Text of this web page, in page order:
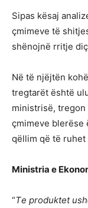
Sipas kësaj
çmimeve të
shënojnë rritje
Në të njëjtën
tregtarët është
ministrisë,
çmimeve blerëse
qëllim që të
Ministria e
“Тe produktet